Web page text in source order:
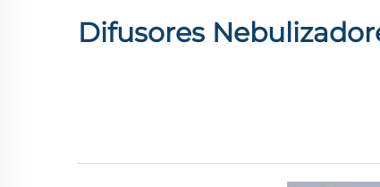
Difusores